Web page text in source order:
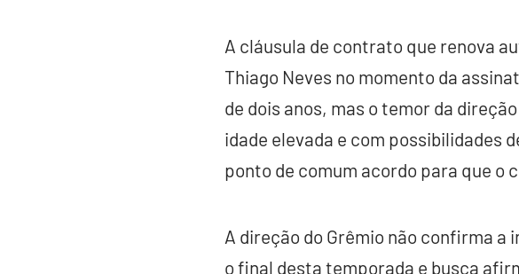
A cláusula de contrato que renova
Thiago Neves no momento da
de dois anos, mas o temor da
idade elevada e com possibilidades
ponto de comum acordo para que o
A direção do Grêmio não confirma a
o final desta temporada e busca